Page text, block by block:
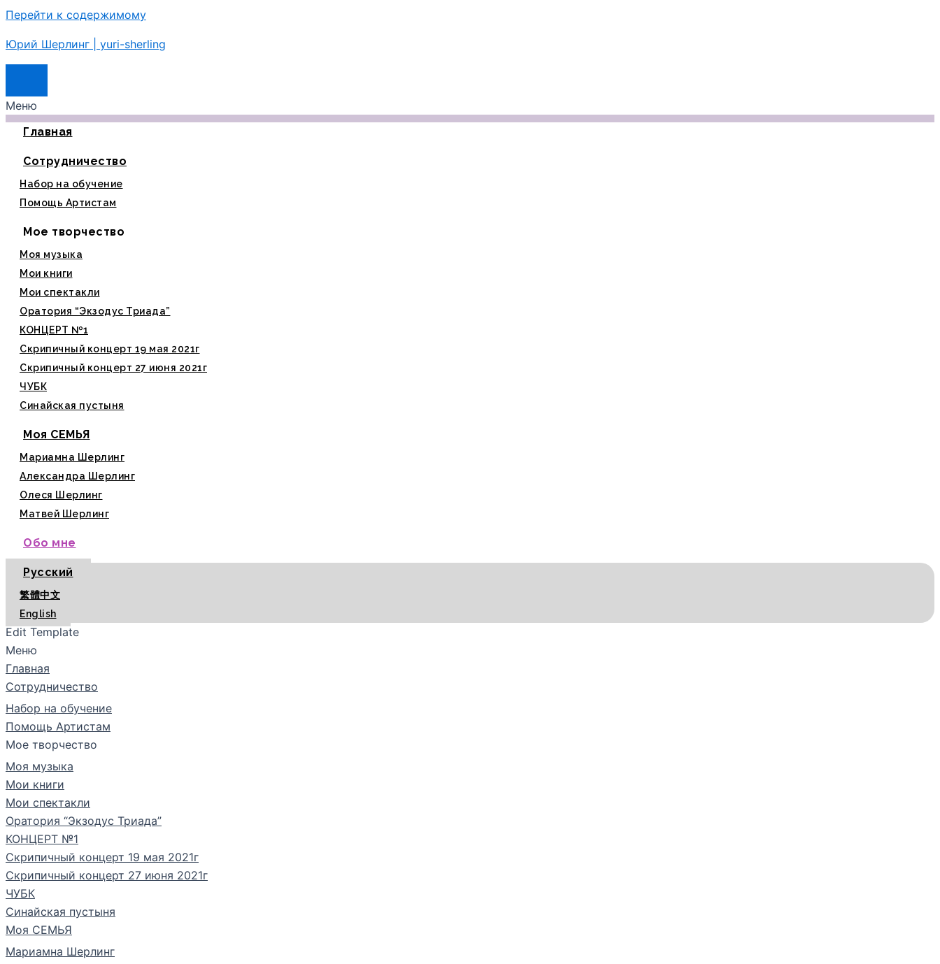
Перейти к содержимому
Юрий Шерлинг | yuri-sherling
Меню
Главная
Сотрудничество
Набор на обучение
Помощь Артистам
Мое творчество
Моя музыка
Мои книги
Мои спектакли
Оратория “Экзодус Триада”
КОНЦЕРТ №1
Скрипичный концерт 19 мая 2021г
Скрипичный концерт 27 июня 2021г
ЧУБК
Синайская пустыня
Моя СЕМЬЯ
Мариамна Шерлинг
Александра Шерлинг
Олеся Шерлинг
Матвей Шерлинг
Обо мне
Русский
繁體中文
English
Edit Template
Меню
Главная
Сотрудничество
Набор на обучение
Помощь Артистам
Мое творчество
Моя музыка
Мои книги
Мои спектакли
Оратория “Экзодус Триада”
КОНЦЕРТ №1
Скрипичный концерт 19 мая 2021г
Скрипичный концерт 27 июня 2021г
ЧУБК
Синайская пустыня
Моя СЕМЬЯ
Мариамна Шерлинг